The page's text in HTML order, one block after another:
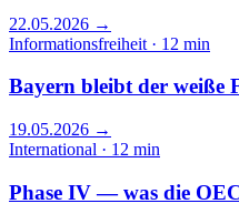
22.05.2026 →
Informationsfreiheit · 12 min
Bayern bleibt der weiße
19.05.2026 →
International · 12 min
Phase IV — was die